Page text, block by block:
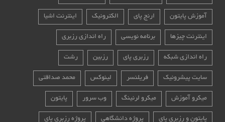
آموزش پایتون ارنج پای الکترونیک اینترنت اشیا
اینترنت چیزها برنامه نویسی راه اندازی رزبری
راه اندازی شبکه رزبری پای رزبین رشت
سایت پیشرونیک فریلنسر لینوکس محمد صداقتی
میکرو آموزش میکرو لرنینگ وب سرور پایتون
پایتون و رزبری پای پروژه دانشگاهی پروژه رزبری پای